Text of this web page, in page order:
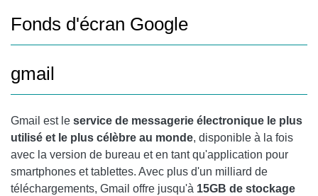
Fonds d'écran Google
gmail
Gmail est le service de messagerie électronique le plus
utilisé et le plus célèbre au monde, disponible à la fois
avec la version de bureau et en tant qu'application pour
smartphones et tablettes. Avec plus d'un milliard de
téléchargements, Gmail offre jusqu'à 15GB de stockage